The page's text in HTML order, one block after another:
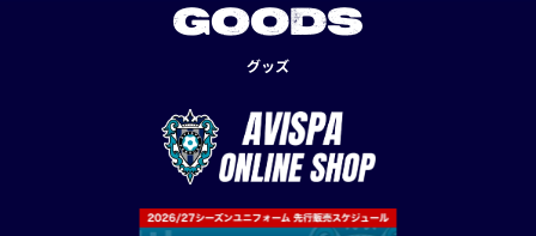
GOODS
グッズ